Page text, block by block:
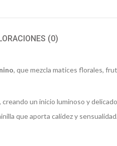
(0)
, que mezcla matices florales,
un inicio luminoso y
que aporta calidez y sensualidad.